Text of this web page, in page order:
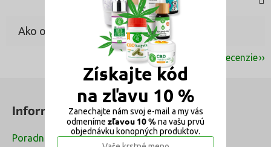
Zobraziť ďalšie recenzie
Informácie pre vás
Poradna
Získajte kód
na zľavu 10 %
Zanechajte nám svoj e-mail a my vás
odmeníme zľavou 10 %na vašu prvú
objednávku konopných produktov.